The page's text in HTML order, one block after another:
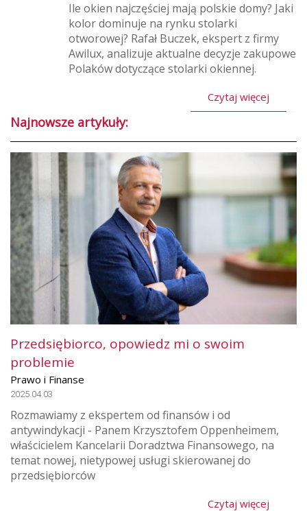
Ile okien najczęściej mają polskie domy? Jaki
kolor dominuje na rynku stolarki
otworowej? Rafał Buczek, ekspert z firmy
Awilux, analizuje aktualne decyzje zakupowe
Polaków dotyczące stolarki okiennej.
Czytaj więcej
Najnowsze artykuły:
Przedsiębiorco, opowiedz mi o swoim
problemie
Prawo i Finanse
2025.04.03
Rozmawiamy z ekspertem od finansów i od
antywindykacji - Panem Krzysztofem Oppenheimem,
właścicielem Kancelarii Doradztwa Finansowego, na
temat nowej, nietypowej usługi skierowanej do
przedsiębiorców
Czytaj więcej